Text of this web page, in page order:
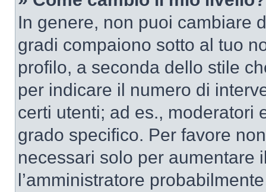
In genere, non puoi cambiare
gradi compaiono sotto al tuo
profilo, a seconda dello stile
per indicare il numero di
certi utenti; ad es., moderatori
grado specifico. Per favore
necessari solo per aumentare
l’amministratore